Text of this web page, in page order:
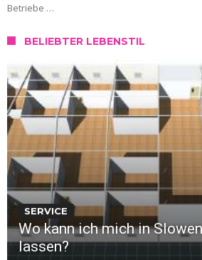
Betriebe …
BELIEBTER LEBENSTIL
SERVICE
Wo kann ich mich in
lassen?